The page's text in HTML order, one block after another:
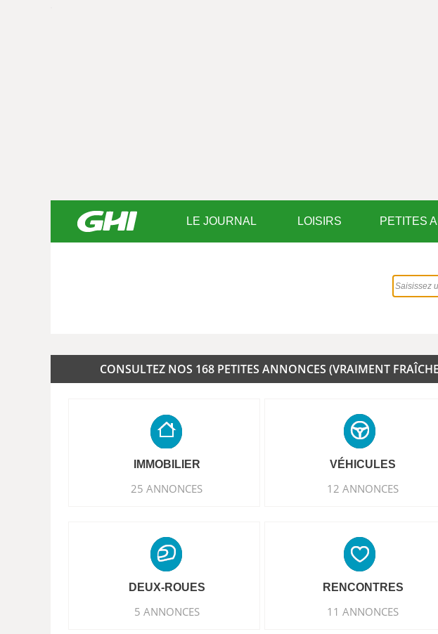
LE JOURNAL LOISIRS PETITES
CONSULTEZ NOS 168 PETITES ANNONCES (VRAIMENT
IMMOBILIER
25 ANNONCES
VÉHICULES
12 ANNONCES
DEUX-ROUES
5 ANNONCES
RENCONTRES
11 ANNONCES